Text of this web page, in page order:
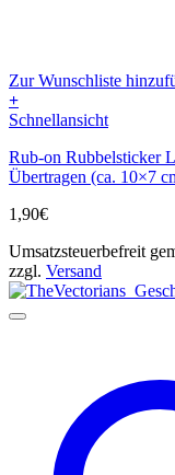
Zur Wunschliste
+
Schnellansicht
Rub-on Rubbelsticker
Übertragen (ca. 10×7
1,90€
Umsatzsteuerbefreit
zzgl. Versand